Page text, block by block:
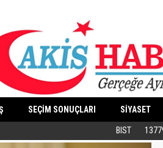
SEÇİM SONUÇLARI SİYASET
Butik İşletmeler
BIST